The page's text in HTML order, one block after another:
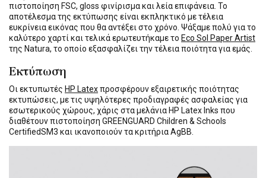
πιστοποίηση FSC, gloss φινίρισμα και λεία επιφάνεια. Το
αποτέλεσμα της εκτύπωσης είναι εκπληκτικό με τέλεια
ευκρίνεια εικόνας που θα αντέξει στο χρόνο. Ψάξαμε πολύ για το
καλύτερο χαρτί και τελικά ερωτευτήκαμε το Eco Sol Paper Artist
της Natura, το οποίο εξασφαλίζει την τέλεια ποιότητα για εμάς.
Εκτύπωση
Οι εκτυπωτές HP Latexπροσφέρουν εξαιρετικής ποιότητας
εκτυπώσεις, με τις υψηλότερες προδιαγραφές ασφαλείας για
εσωτερικούς χώρους, χάρις στα μελάνια HP Latex Inks που
διαθέτουν πιστοποίηση GREENGUARD Children & Schools
CertifiedSM3 και ικανοποιούν τα κριτήρια AgBB.